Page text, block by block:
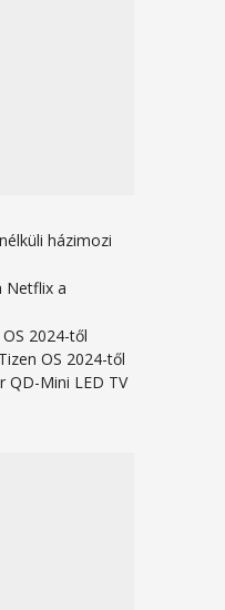
házimozi
Netflix a
2024-től
OS 2024-től
QD-Mini LED TV